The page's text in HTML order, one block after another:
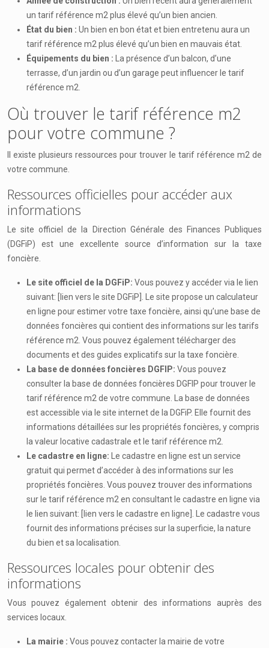
un tarif référence m2 plus élevé qu’un bien ancien.
État du bien : Un bien en bon état et bien entretenu aura un
tarif référence m2 plus élevé qu’un bien en mauvais état.
Équipements du bien :
La présence d’un balcon, d’une
terrasse, d’un jardin ou d’un garage peut influencer le tarif
référence m2.
Où trouver le tarif référence m2
pour votre commune ?
Il existe plusieurs ressources pour trouver le tarif référence m2 de
votre commune.
Ressources officielles pour accéder aux
informations
Le site officiel de la Direction Générale des Finances Publiques
(DGFiP) est une excellente source d’information sur la taxe
foncière.
Le site officiel de la DGFiP: Vous pouvez y accéder via le lien
suivant: [lien vers le site DGFiP]. Le site propose un calculateur
en ligne pour estimer votre taxe foncière, ainsi qu’une base de
données foncières qui contient des informations sur les tarifs
référence m2. Vous pouvez également télécharger des
documents et des guides explicatifs sur la taxe foncière.
La base de données foncières DGFIP: Vous pouvez
consulter la base de données foncières DGFIP pour trouver le
tarif référence m2 de votre commune. La base de données
est accessible via le site internet de la DGFiP. Elle fournit des
informations détaillées sur les propriétés foncières, y compris
la valeur locative cadastrale et le tarif référence m2.
Le cadastre en ligne:
Le cadastre en ligne est un service
gratuit qui permet d’accéder à des informations sur les
propriétés foncières. Vous pouvez trouver des informations
sur le tarif référence m2 en consultant le cadastre en ligne via
le lien suivant: [lien vers le cadastre en ligne]. Le cadastre vous
fournit des informations précises sur la superficie, la nature
du bien et sa localisation.
Ressources locales pour obtenir des
informations
Vous pouvez également obtenir des informations auprès des
services locaux.
La mairie : Vous pouvez contacter la mairie de votre